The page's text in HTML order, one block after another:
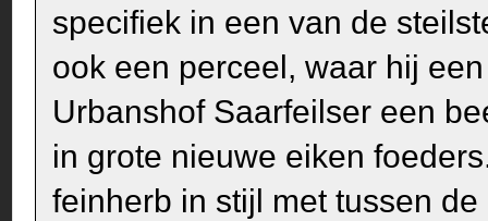
specifiek in een van de
ook een perceel, waar hij
Urbanshof Saarfeilser een
in grote nieuwe eiken
feinherb in stijl met tussen